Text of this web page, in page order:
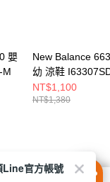
嬰
M
New Balance
幼 涼鞋
NT$1,100
NT$1,380
式之詳情，及若您不希
Line官方帳號